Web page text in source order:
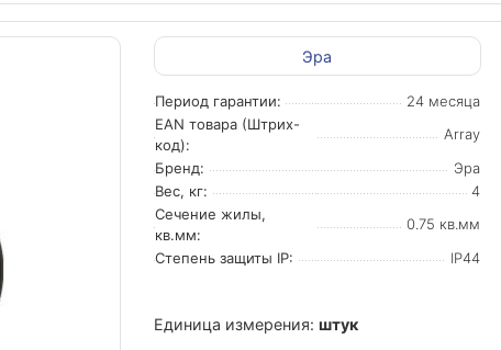
Эра
Период гарантии:
24 месяца
EAN товара (Штрих-
код):
Array
Бренд:
Эра
Вес, кг:
4
Сечение жилы,
кв.мм:
0.75 кв.мм
Степень защиты IP:
IP44
Единица измерения: штук